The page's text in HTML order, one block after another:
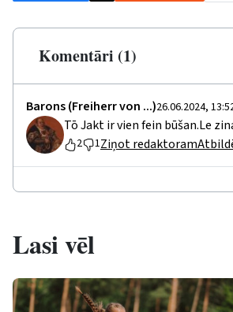
Komentāri (1)
Barons (Freiherr von ...)26.06.2024,
Tō Jakt ir vien fein būšan.Le
2 1Ziņot redaktoram
Lasi vēl